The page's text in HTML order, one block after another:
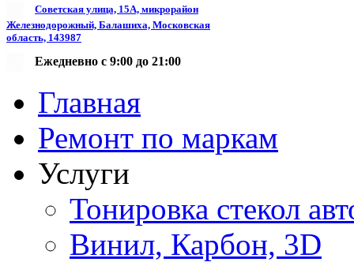
Советская улица, 15А, микрорайон
Железнодорожный, Балашиха, Московская
область, 143987
Ежедневно с 9:00 до 21:00
Главная
Ремонт по маркам
Услуги
Тонировка стекол
Винил, Карбон, 3D